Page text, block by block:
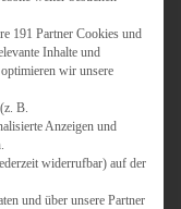
191 Partner Cookies und
Inhalte und
wir unsere
B.
Anzeigen und
widerrufbar) auf der
und über unsere Partner